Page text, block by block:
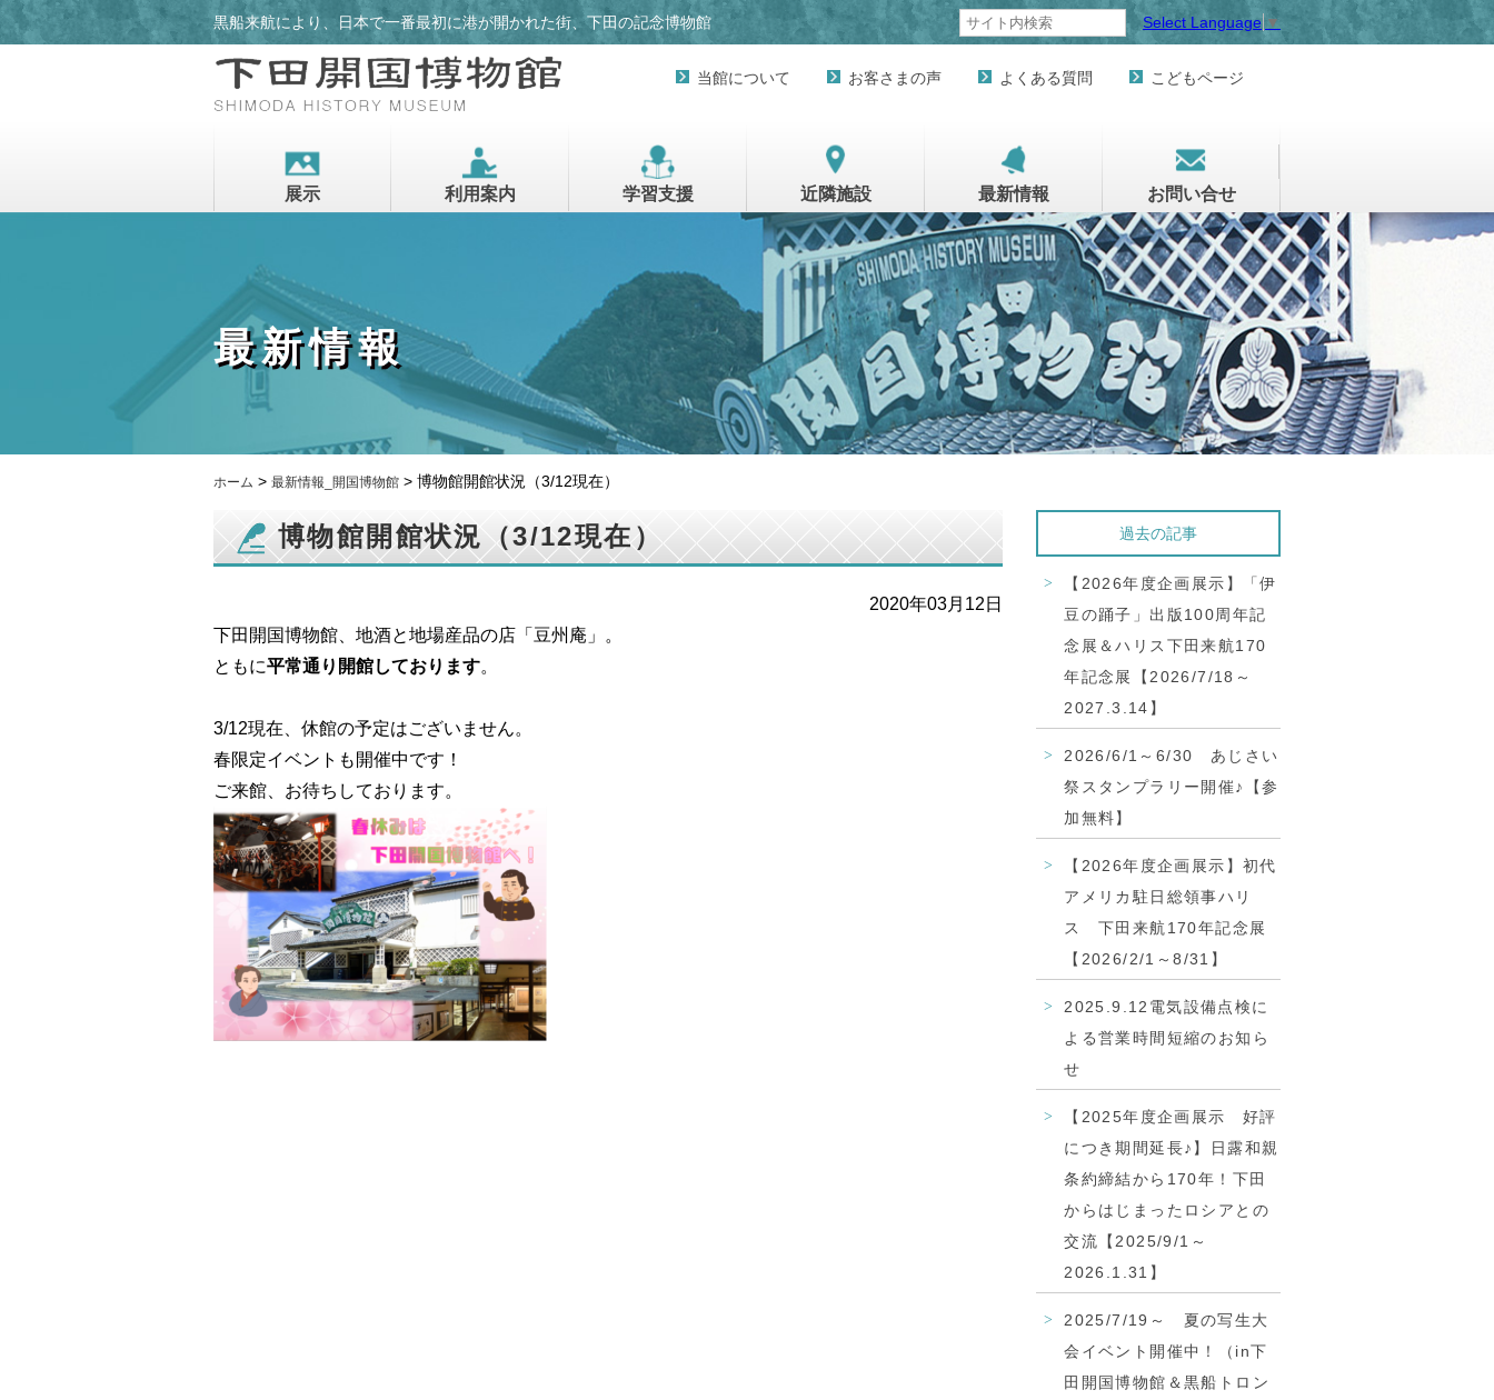
黒船来航により、日本で一番最初に港が開かれた街、下田の記念博物館 Select Language ▼
当館について お客さまの声 よくある質問 こどもページ
展示 利用案内 学習支援 近隣施設 最新情報 お問い合せ
最新情報
ホーム > 最新情報_開国博物館 > 博物館開館状況（3/12現在）
博物館開館状況（3/12現在）
2020年03月12日
下田開国博物館、地酒と地場産品の店「豆州庵」。
ともに平常通り開館しております。
3/12現在、休館の予定はございません。
春限定イベントも開催中です！
ご来館、お待ちしております。
過去の記事
【2026年度企画展示】「伊
豆の踊子」出版100周年記
念展＆ハリス下田来航170
年記念展【2026/7/18～
2027.3.14】
2026/6/1～6/30 あじさい
祭スタンプラリー開催♪【参
加無料】
【2026年度企画展示】初代
アメリカ駐日総領事ハリ
ス 下田来航170年記念展
【2026/2/1～8/31】
2025.9.12電気設備点検に
よる営業時間短縮のお知ら
せ
【2025年度企画展示 好評
につき期間延長♪】日露和親
条約締結から170年！下田
からはじまったロシアとの
交流【2025/9/1～
2026.1.31】
2025/7/19～ 夏の写生大
会イベント開催中！（in下
田開国博物館＆黒船トロン